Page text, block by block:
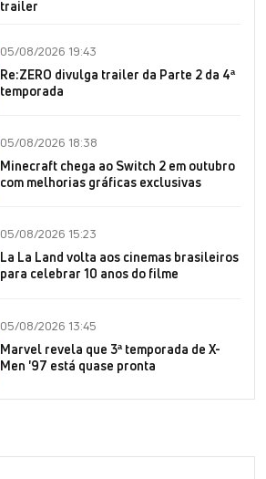
trailer
05/08/2026 19:43
Re:ZERO divulga trailer da Parte 2 da 4ª
temporada
05/08/2026 18:38
Minecraft chega ao Switch 2 em outubro
com melhorias gráficas exclusivas
05/08/2026 15:23
La La Land volta aos cinemas brasileiros
para celebrar 10 anos do filme
05/08/2026 13:45
Marvel revela que 3ª temporada de X-
Men '97 está quase pronta